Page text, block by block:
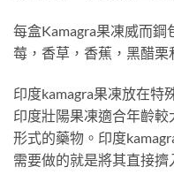
每盒Kamagra果凍威而
莓，香草，香蕉，黑醋栗
印度kamagra果凍放在特
印度壯陽果凍適合年齡
形式的藥物。印度
需要做的就是將其直接擠